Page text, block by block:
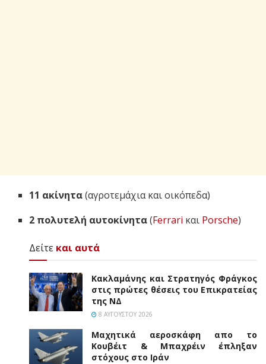
11 ακίνητα(αγροτεμάχια και οικόπεδα)
2 πολυτελή αυτοκίνητα(Ferrari και Porsche)
Δείτε και αυτά
Κακλαμάνης και Στρατηγός Φράγκος
στις πρώτες θέσεις του Επικρατείας
της ΝΔ
8 ΑΥΓΟΎΣΤΟΥ 2026
Mαχητικά αεροσκάφη απο το
Κουβέιτ & Μπαχρέιν έπληξαν
στόχους στο Ιράν